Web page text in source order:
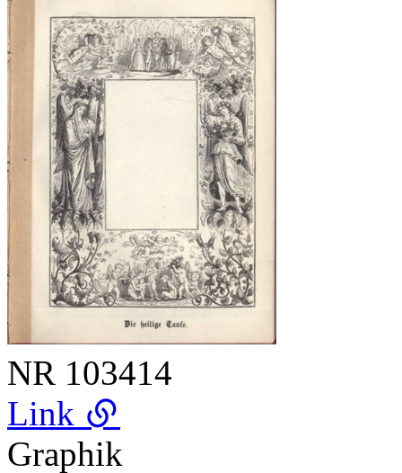
NR 103414
Link
Graphik